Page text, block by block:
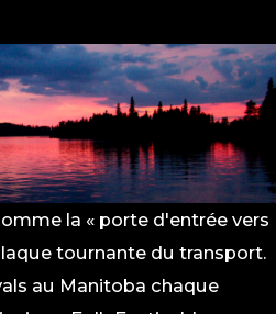
la « porte d'entrée vers
tournante du transport.
au Manitoba chaque